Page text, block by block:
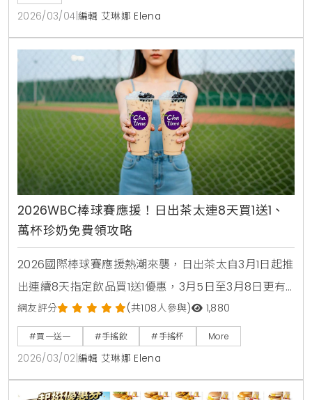
2026/03/04 編輯 艾琳娜 Elena
2026WBC棒球賽應援！日出茶太連8天買1送1、
萬杯珍奶免費領攻略
2026國際棒球賽應援熱潮來襲，日出茶太自3月1日起推
出連續8天指定飲品買1送1優惠，3月5日至3月8日更有
萬杯太極3號免費領取活動，民眾只需於社群留言應援
即可參加，快來掌握詳細優惠攻略，一起為台灣英雄加
油 。
網友評分 (共108人參與) 1,880
#買一送一 #手搖飲 #手搖杯 More
2026/03/02 編輯 艾琳娜 Elena